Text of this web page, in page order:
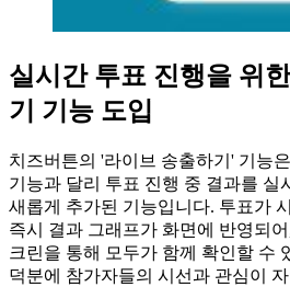
실시간 투표 진행을 위
기 기능 도입
치즈버튼의 '라이브 송출하기' 기능
기능과 달리 투표 진행 중 결과를 실
새롭게 추가된 기능입니다. 투표가
즉시 결과 그래프가 화면에 반영되
크린을 통해 모두가 함께 확인할 수
덕분에 참가자들의 시선과 관심이